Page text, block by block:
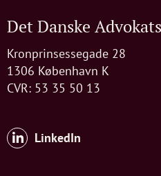
Det Danske
Kronprinsessegade 28
1306 København K
CVR: 53 35 50 13
LinkedIn